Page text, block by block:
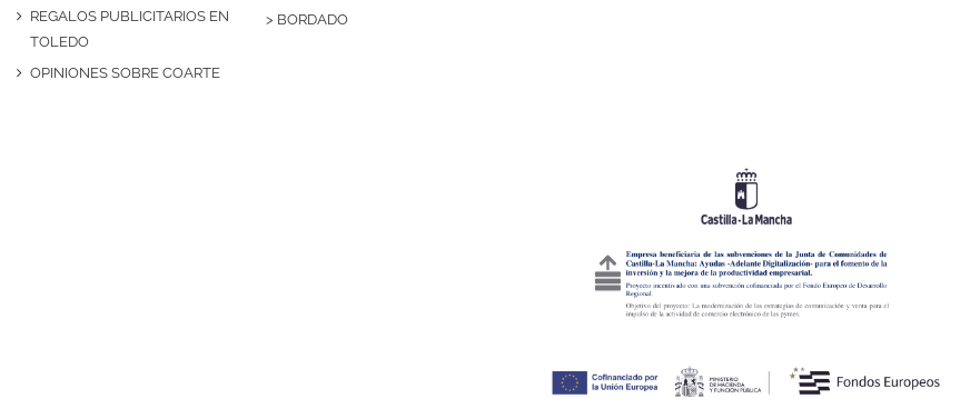
REGALOS PUBLICITARIOS EN
TOLEDO
OPINIONES SOBRE COARTE
> BORDADO